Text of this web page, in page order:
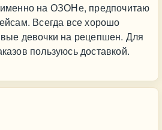
на ОЗОНе, предпочитаю
Всегда все хорошо
девочки на рецепшен. Для
пользуюсь доставкой.